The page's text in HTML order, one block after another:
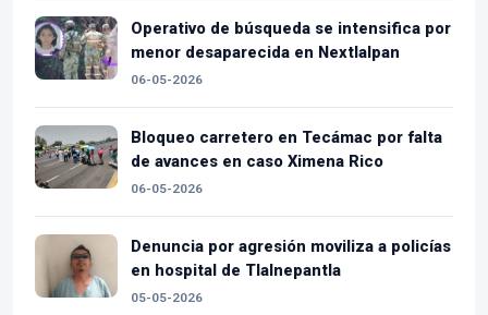
Operativo de búsqueda se intensifica por
menor desaparecida en Nextlalpan
06-05-2026
Bloqueo carretero en Tecámac por falta
de avances en caso Ximena Rico
06-05-2026
Denuncia por agresión moviliza a policías
en hospital de Tlalnepantla
05-05-2026